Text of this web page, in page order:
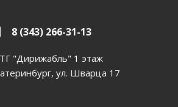
8 (343) 266-31-13
ТГ "Дирижабль" 1 этаж
ул. Шварца 17